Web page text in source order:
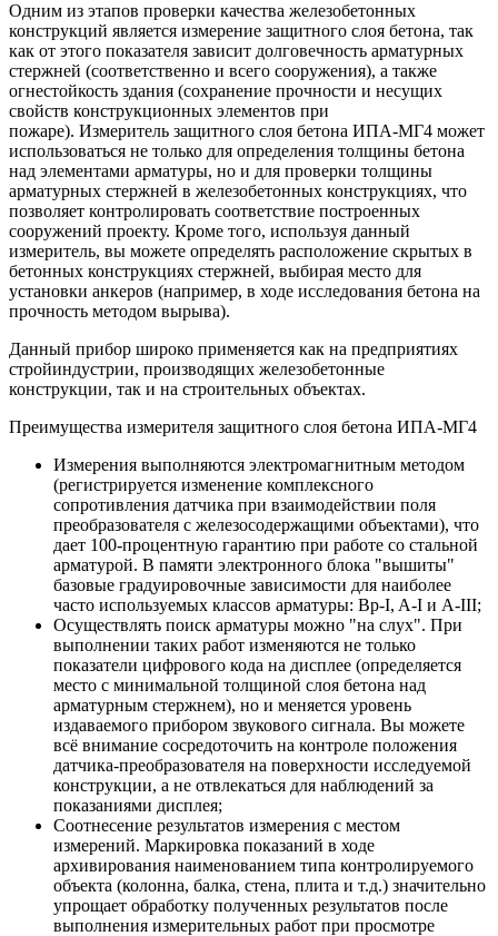
Одним из этапов проверки качества железобетонных
конструкций является измерение защитного слоя бетона, так
как от этого показателя зависит долговечность арматурных
стержней (соответственно и всего сооружения), а также
огнестойкость здания (сохранение прочности и несущих
свойств конструкционных элементов при
пожаре). Измеритель защитного слоя бетона ИПА-МГ4 может
использоваться не только для определения толщины бетона
над элементами арматуры, но и для проверки толщины
арматурных стержней в железобетонных конструкциях, что
позволяет контролировать соответствие построенных
сооружений проекту. Кроме того, используя данный
измеритель, вы можете определять расположение скрытых в
бетонных конструкциях стержней, выбирая место для
установки анкеров (например, в ходе исследования бетона на
прочность методом вырыва).
Данный прибор широко применяется как на предприятиях
стройиндустрии, производящих железобетонные
конструкции, так и на строительных объектах.
Преимущества измерителя защитного слоя бетона ИПА-МГ4
Измерения выполняются электромагнитным методом
(регистрируется изменение комплексного
сопротивления датчика при взаимодействии поля
преобразователя с железосодержащими объектами), что
дает 100-процентную гарантию при работе со стальной
арматурой. В памяти электронного блока "вышиты"
базовые градуировочные зависимости для наиболее
часто используемых классов арматуры: Вр-I, A-I и A-III;
Осуществлять поиск арматуры можно "на слух". При
выполнении таких работ изменяются не только
показатели цифрового кода на дисплее (определяется
место с минимальной толщиной слоя бетона над
арматурным стержнем), но и меняется уровень
издаваемого прибором звукового сигнала. Вы можете
всё внимание сосредоточить на контроле положения
датчика-преобразователя на поверхности исследуемой
конструкции, а не отвлекаться для наблюдений за
показаниями дисплея;
Соотнесение результатов измерения с местом
измерений. Маркировка показаний в ходе
архивирования наименованием типа контролируемого
объекта (колонна, балка, стена, плита и т.д.) значительно
упрощает обработку полученных результатов после
выполнения измерительных работ при просмотре